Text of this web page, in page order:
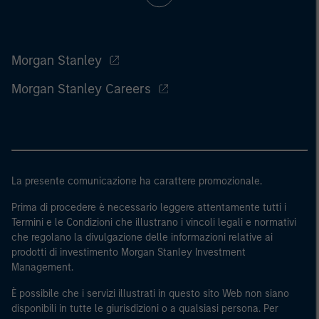
Morgan Stanley
Morgan Stanley Careers
La presente comunicazione ha carattere promozionale.
Prima di procedere è necessario leggere attentamente tutti i
Termini e le Condizioni che illustrano i vincoli legali e normativi
che regolano la divulgazione delle informazioni relative ai
prodotti di investimento Morgan Stanley Investment
Management.
È possibile che i servizi illustrati in questo sito Web non siano
disponibili in tutte le giurisdizioni o a qualsiasi persona. Per